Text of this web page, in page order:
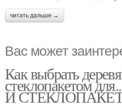
читать дальше →
Вас может
Как выбрать
стеклопакетом
И